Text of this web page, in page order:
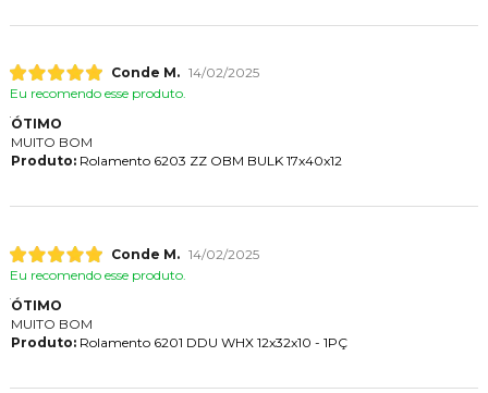
Conde M. 14/02/2025
Eu recomendo esse produto.
ÓTIMO
MUITO BOM
Produto:Rolamento 6203 ZZ OBM BULK 17x40x12
Conde M. 14/02/2025
Eu recomendo esse produto.
ÓTIMO
MUITO BOM
Produto:Rolamento 6201 DDU WHX 12x32x10 - 1PÇ